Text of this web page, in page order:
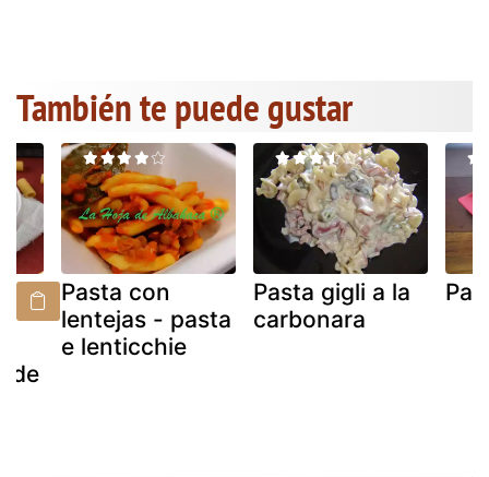
También te puede gustar
de
Pasta con
lentejas - pasta
e lenticchie
Pasta gigli a la
carbonara